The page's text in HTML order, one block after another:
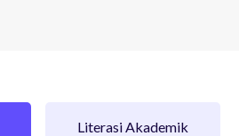
Literasi Akademik